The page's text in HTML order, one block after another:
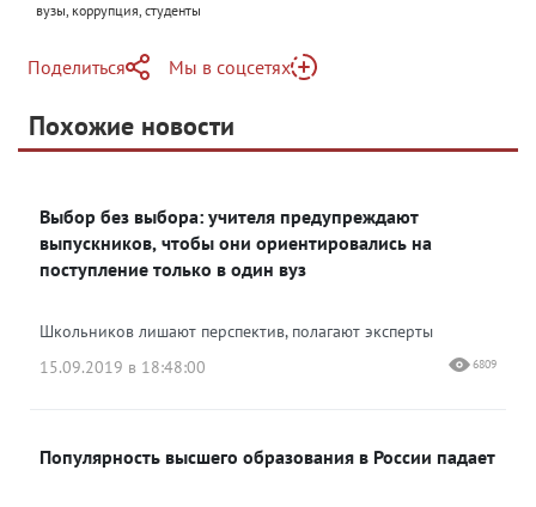
вузы, коррупция, студенты
Поделиться
Telegram
Одноклассники
Мы в соцсетях
Яндекс Дзен
Похожие новости
Выбор без выбора: учителя предупреждают
выпускников, чтобы они ориентировались на
поступление только в один вуз
Школьников лишают перспектив, полагают эксперты
15.09.2019 в 18:48:00
6809
Популярность высшего образования в России падает